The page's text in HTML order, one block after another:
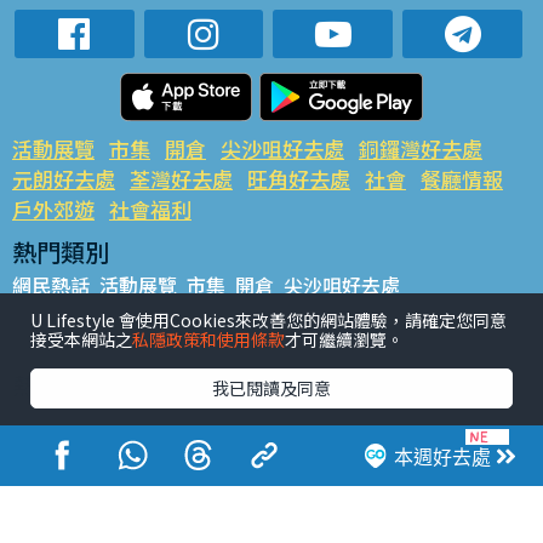
本週好去處
活動展覽 市集 開倉 尖沙咀好去處 銅鑼灣好去處
元朗好去處 荃灣好去處 旺角好去處 社會 餐廳情報
戶外郊遊 社會福利
熱門類別
網民熱話 活動展覽 市集 開倉 尖沙咀好去處
銅鑼灣好去處 元朗好去處 荃灣好去處 旺角好去處 社會
餐廳情報 戶外郊遊
熱門標籤
#UGO搵好去處 #人氣活動推介 #美食社群熱話
#親子玩樂好去處
#ULifestyle應用程式
#限時搶
#UJetso禮物放送
#ULifestyle商戶中心 #著數 #網絡熱話
U Lifestyle 會使用Cookies來改善您的網站體驗，請確定您同意
接受本網站之私隱政策和使用條款才可繼續瀏覽。
我已閱讀及同意